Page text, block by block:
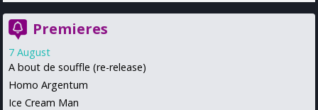
Premieres
7 August
A bout de souffle (re-release)
Homo Argentum
Ice Cream Man